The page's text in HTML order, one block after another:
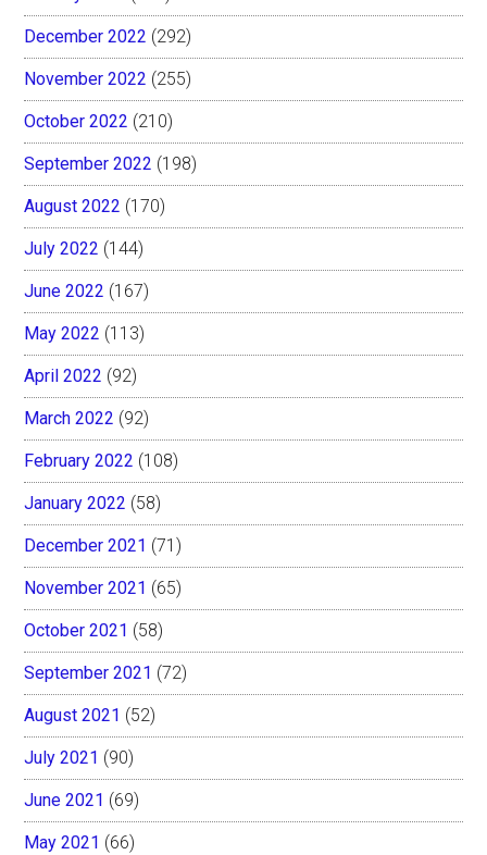
December 2022 (292)
November 2022 (255)
October 2022 (210)
September 2022 (198)
August 2022 (170)
July 2022 (144)
June 2022 (167)
May 2022 (113)
April 2022 (92)
March 2022 (92)
February 2022 (108)
January 2022 (58)
December 2021 (71)
November 2021 (65)
October 2021 (58)
September 2021 (72)
August 2021 (52)
July 2021 (90)
June 2021 (69)
May 2021 (66)